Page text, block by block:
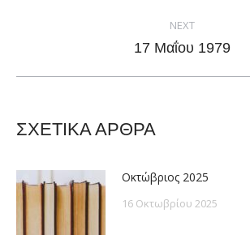
NEXT
Next
17 Μαΐου 1979
ΣΧΕΤΙΚΑ ΑΡΘΡΑ
Οκτώβριος 2025
16 Οκτωβρίου 2025